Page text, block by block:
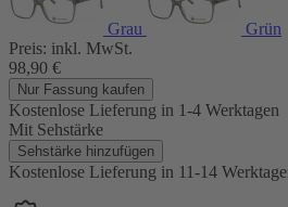
Grau
Grün
Preis: inkl. MwSt.
98,90 €
Nur Fassung kaufen
Kostenlose Lieferung in 1-4 Werktagen
Mit Sehstärke
Sehstärke hinzufügen
Kostenlose Lieferung in 11-14